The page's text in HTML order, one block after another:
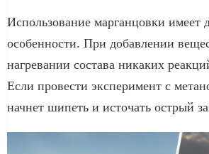
Использование марганцовки имеет
особенности. При добавлении
нагревании состава никаких
Если провести эксперимент с
начнет шипеть и источать острый